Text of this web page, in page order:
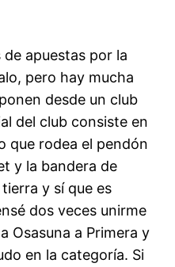
de apuestas por la
pero hay mucha
desde un club
del club consiste en
que rodea el pendón
y la bandera de
y sí que es
dos veces unirme
Osasuna a Primera y
en la categoría. Si